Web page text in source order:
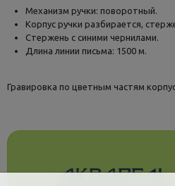
Механизм ручки: поворотный.
Корпус ручки разбирается,
Стержень с синими чернилами.
Длина линии письма: 1500 м.
Гравировка по цветным частям